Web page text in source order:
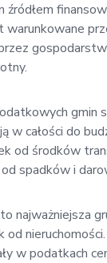
źródłem
warunkowane
gmin
w całości do
od środków
spadków i
najważniejsza
w podatkach